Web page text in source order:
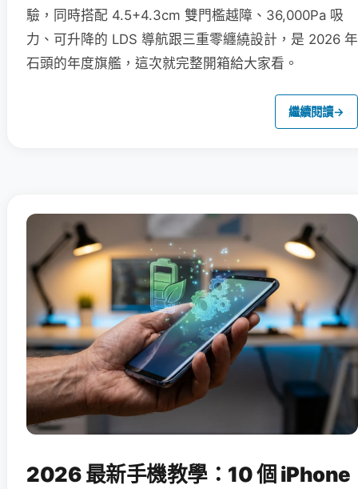
驗，同時搭配 4.5+4.3cm 雙門檻越障、36,000Pa 吸
力、可升降的 LDS 導航跟三重零纏繞設計，是 2026 年
石頭的年度旗艦，這次就完整開箱給大家看。
繼續閱讀→
2026 最新手機教學：10 個 iPhone